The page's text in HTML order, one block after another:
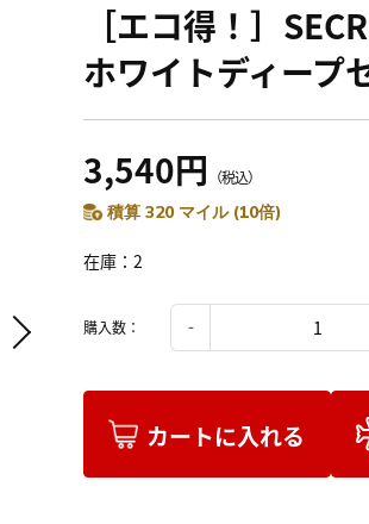
［エコ得！］
ホワイトディープ
3,540円 （税込）
積算 320 マイル (10倍)
在庫 2
購入数：
カートに入れる